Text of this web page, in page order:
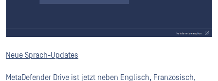
Neue Sprach-Updates
MetaDefender Drive ist jetzt neben Englisch, Französisch,